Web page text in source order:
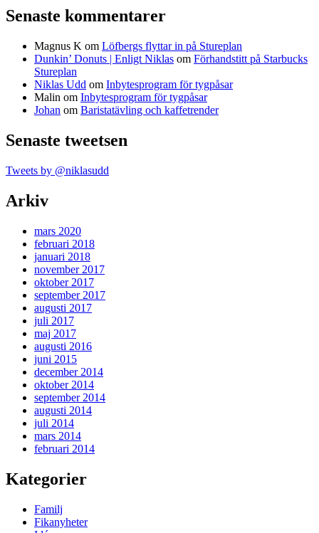
Senaste kommentarer
Magnus K om Löfbergs flyttar in på Stureplan
Dunkin’ Donuts | Enligt Niklas om Förhandstitt på Starbucks
Stureplan
Niklas Udd om Inbytesprogram för tygpåsar
Malin om Inbytesprogram för tygpåsar
Johan om Baristatävling och kaffetrender
Senaste tweetsen
Tweets by @niklasudd
Arkiv
mars 2020
februari 2018
januari 2018
november 2017
oktober 2017
september 2017
augusti 2017
juli 2017
maj 2017
augusti 2016
juni 2015
december 2014
oktober 2014
september 2014
augusti 2014
juli 2014
mars 2014
februari 2014
Kategorier
Familj
Fikanyheter